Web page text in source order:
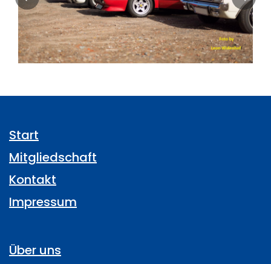
Start
Mitgliedschaft
Kontakt
Impressum
Über uns